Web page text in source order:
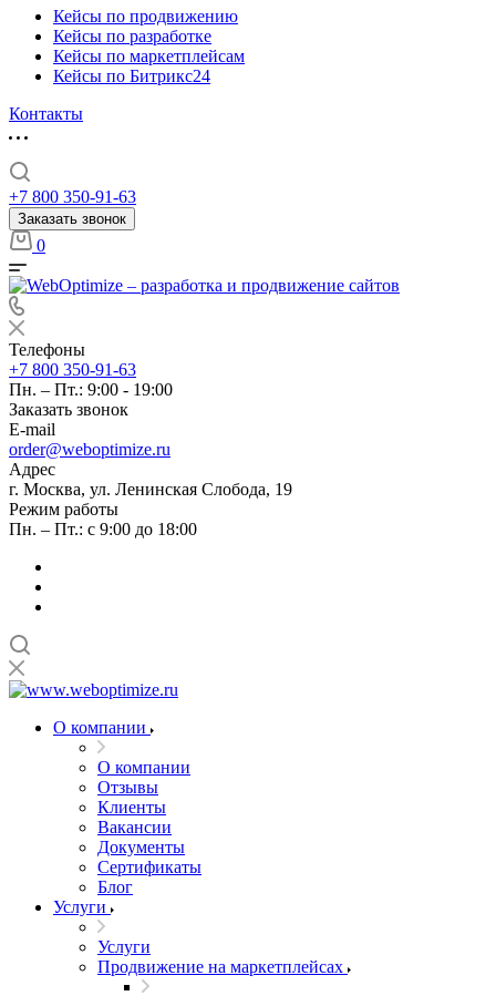
Кейсы по продвижению
Кейсы по разработке
Кейсы по маркетплейсам
Кейсы по Битрикс24
Контакты
+7 800 350-91-63
Заказать звонок
0
Телефоны
+7 800 350-91-63
Пн. – Пт.: 9:00 - 19:00
Заказать звонок
E-mail
order@weboptimize.ru
Адрес
г. Москва, ул. Ленинская Слобода, 19
Режим работы
Пн. – Пт.: с 9:00 до 18:00
О компании
О компании
Отзывы
Клиенты
Вакансии
Документы
Сертификаты
Блог
Услуги
Услуги
Продвижение на маркетплейсах